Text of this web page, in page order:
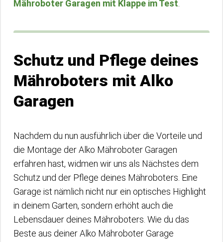
Mähroboter Garagen mit Klappe im Test
Schutz und Pflege deines
Mähroboters mit Alko
Garagen
Nachdem du nun ausführlich über die Vorteile und
die Montage der Alko Mähroboter Garagen
erfahren hast, widmen wir uns als Nächstes dem
Schutz und der Pflege deines Mähroboters. Eine
Garage ist nämlich nicht nur ein optisches Highlight
in deinem Garten, sondern erhöht auch die
Lebensdauer deines Mähroboters. Wie du das
Beste aus deiner Alko Mähroboter Garage